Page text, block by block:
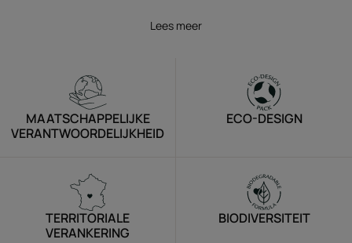
Lees meer
MAATSCHAPPELIJKE
VERANTWOORDELIJKHEID
ECO-DESIGN
TERRITORIALE
VERANKERING
BIODIVERSITEIT